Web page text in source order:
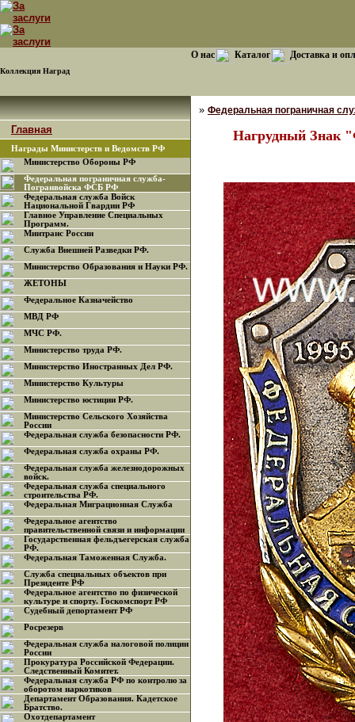
Коллекция Наград
О нас Каталог Доставка и
Главная
Награды Министерств и Ведомств РФ
Министерство Обороны РФ
Федеральная пограничная служба-
Погранвойска ФСБ РФ
Федеральная служба Войск
Национальной Гвардии РФ
Главное Управление Специальных
Программ.
Минтранс России
Служба Внешней Разведки РФ.
Министерство Образования и Науки РФ.
ЖЕТОНЫ
Федеральное Казначейство
МВД РФ
МЧС РФ.
Министерство труда РФ.
Министерство Иностранных Дел РФ.
Министерство Культуры
Министерство юстиции РФ.
Министерство Сельского Хозяйства
России
Федеральная служба безопасности РФ.
Федеральная служба охраны РФ.
Федеральная служба железнодорожных
войск.
Федеральная служба специального
строительства РФ.
Федеральная Миграционная Служба
Федеральное агентство
правительственной связи и информации
Государственная фельдъегерская служба
РФ.
Федеральная Таможенная Служба.
Служба специальных объектов при
Президенте РФ
Федеральное агентство по физической
культуре и спорту. Госкомспорт РФ
Судебный депортамент РФ
Росрезерв
Федеральная служба налоговой полиции
России
Прокуратура Российской Федерации.
Следственный Комитет.
Федеральная служба РФ по контролю за
оборотом наркотиков
Департамент Образования. Кадетское
Братство.
Охотдепартамент
» Федеральная пограничная
Нагрудный Знак